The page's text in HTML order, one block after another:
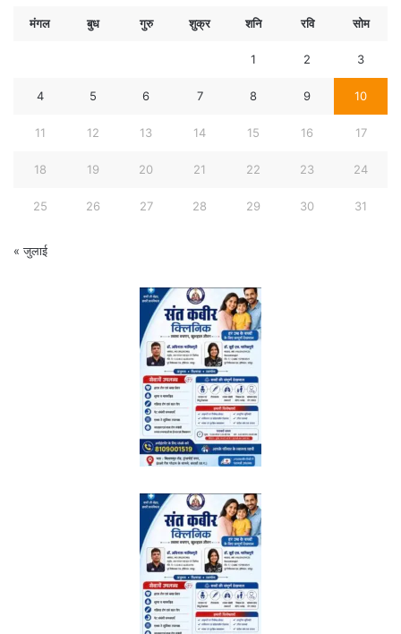
मंगल बुध गुरु शुक्र शनि रवि सोम
1 2 3
4 5 6 7 8 9 10
11 12 13 14 15 16 17
18 19 20 21 22 23 24
25 26 27 28 29 30 31
« जुलाई